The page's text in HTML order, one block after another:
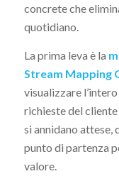
concrete che
quotidiano.
La prima leva è la
Stream Mapping
visualizzare
richieste del
si annidano attese,
punto di partenza
valore.